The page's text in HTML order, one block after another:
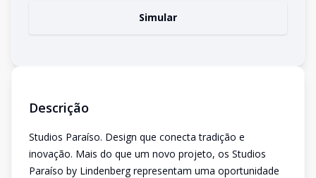
Simular
Descrição
Studios Paraíso. Design que conecta tradição e
inovação. Mais do que um novo projeto, os Studios
Paraíso by Lindenberg representam uma oportunidade